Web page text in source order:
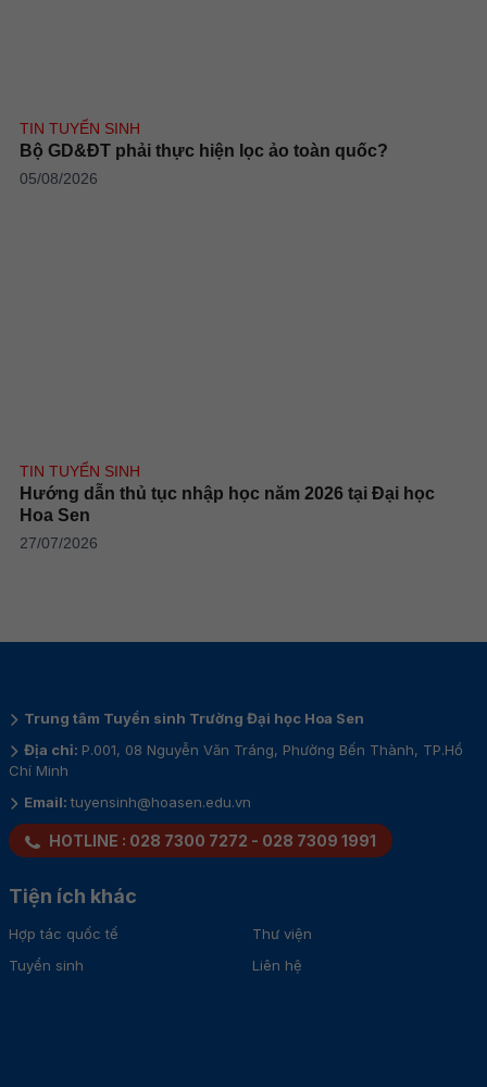
TIN TUYỂN SINH
Bộ GD&ĐT phải thực hiện lọc ảo toàn quốc?
05/08/2026
TIN TUYỂN SINH
Hướng dẫn thủ tục nhập học năm 2026 tại Đại học
Hoa Sen
27/07/2026
Trung tâm Tuyển sinh Trường Đại học Hoa Sen
Địa chỉ: P.001, 08 Nguyễn Văn Tráng, Phường Bến Thành, TP.Hồ
Chí Minh
Email:tuyensinh@hoasen.edu.vn
HOTLINE : 028 7300 7272 - 028 7309 1991
Tiện ích khác
Hợp tác quốc tế
Tuyển sinh
Thư viện
Liên hệ